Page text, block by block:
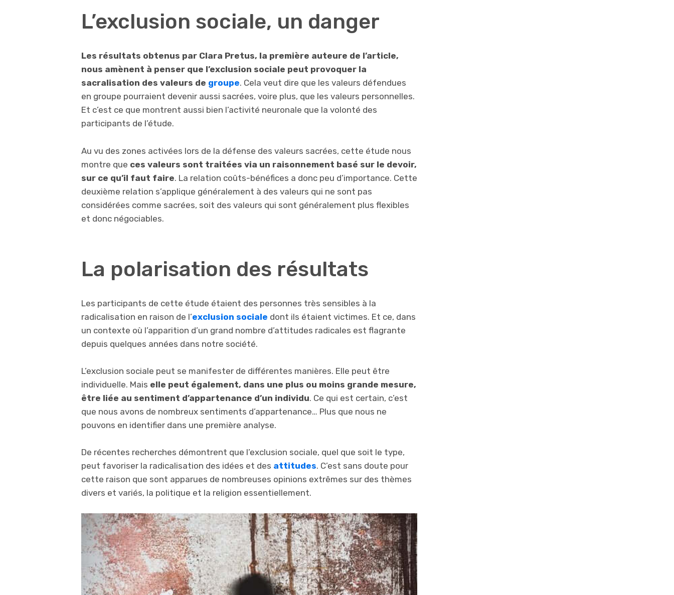
L’exclusion sociale, un danger
Les résultats obtenus par Clara Pretus, la première auteure de l’article,
nous amènent à penser que l’exclusion sociale peut provoquer la
sacralisation des valeurs de groupe. Cela veut dire que les valeurs défendues
en groupe pourraient devenir aussi sacrées, voire plus, que les valeurs personnelles.
Et c’est ce que montrent aussi bien l’activité neuronale que la volonté des
participants de l’étude.
Au vu des zones activées lors de la défense des valeurs sacrées, cette étude nous
montre que ces valeurs sont traitées via un raisonnement basé sur le devoir,
sur ce qu’il faut faire. La relation coûts-bénéfices a donc peu d’importance. Cette
deuxième relation s’applique généralement à des valeurs qui ne sont pas
considérées comme sacrées, soit des valeurs qui sont généralement plus flexibles
et donc négociables.
La polarisation des résultats
Les participants de cette étude étaient des personnes très sensibles à la
radicalisation en raison de l’exclusion sociale dont ils étaient victimes. Et ce, dans
un contexte où l’apparition d’un grand nombre d’attitudes radicales est flagrante
depuis quelques années dans notre société.
L’exclusion sociale peut se manifester de différentes manières. Elle peut être
individuelle. Mais elle peut également, dans une plus ou moins grande mesure,
être liée au sentiment d’appartenance d’un individu. Ce qui est certain, c’est
que nous avons de nombreux sentiments d’appartenance… Plus que nous ne
pouvons en identifier dans une première analyse.
De récentes recherches démontrent que l’exclusion sociale, quel que soit le type,
peut favoriser la radicalisation des idées et des attitudes. C’est sans doute pour
cette raison que sont apparues de nombreuses opinions extrêmes sur des thèmes
divers et variés, la politique et la religion essentiellement.